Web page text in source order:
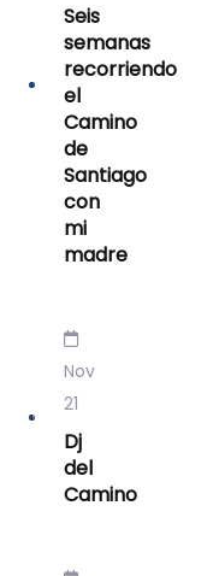
Seis
semanas
recorriendo
el
Camino
de
Santiago
con
mi
madre
Nov
21
Dj
del
Camino